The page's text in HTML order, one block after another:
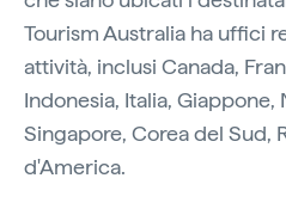
Tourism Australia ha uffici
attività, inclusi Canada,
Indonesia, Italia, Giappone,
Singapore, Corea del Sud,
d'America.